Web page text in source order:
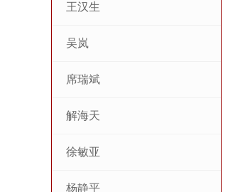
王汉生
吴岚
席瑞斌
解海天
徐敏亚
杨静平